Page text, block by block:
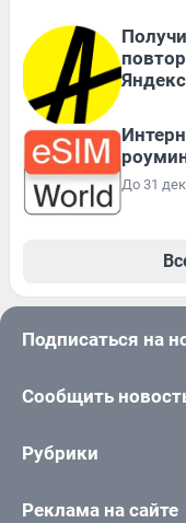
До 31
Подписаться на
Сообщить
Рубрики
Реклама на сайте